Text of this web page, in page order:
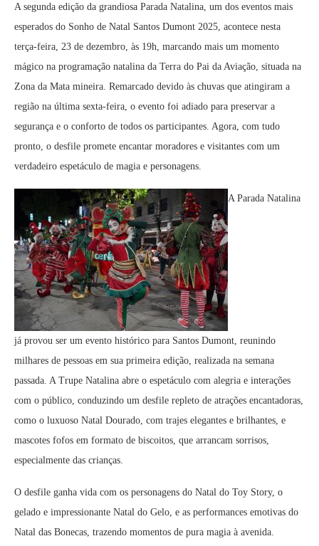
A segunda edição da grandiosa Parada Natalina, um dos eventos mais
esperados do Sonho de Natal Santos Dumont 2025, acontece nesta
terça-feira, 23 de dezembro, às 19h, marcando mais um momento
mágico na programação natalina da Terra do Pai da Aviação, situada na
Zona da Mata mineira. Remarcado devido às chuvas que atingiram a
região na última sexta-feira, o evento foi adiado para preservar a
segurança e o conforto de todos os participantes. Agora, com tudo
pronto, o desfile promete encantar moradores e visitantes com um
verdadeiro espetáculo de magia e personagens.
A Parada Natalina
já provou ser um evento histórico para Santos Dumont, reunindo
milhares de pessoas em sua primeira edição, realizada na semana
passada. A Trupe Natalina abre o espetáculo com alegria e interações
com o público, conduzindo um desfile repleto de atrações encantadoras,
como o luxuoso Natal Dourado, com trajes elegantes e brilhantes, e
mascotes fofos em formato de biscoitos, que arrancam sorrisos,
especialmente das crianças.
O desfile ganha vida com os personagens do Natal do Toy Story, o
gelado e impressionante Natal do Gelo, e as performances emotivas do
Natal das Bonecas, trazendo momentos de pura magia à avenida.